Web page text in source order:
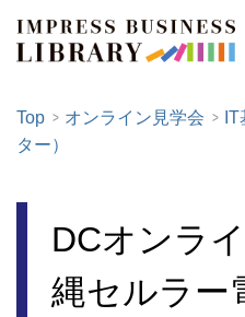
Top オンライン見学会
ター）
DCオンラ
縄セルラー